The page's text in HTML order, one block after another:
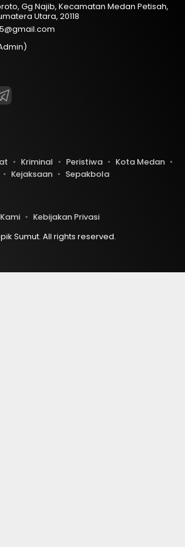
Gg Najib, Kecamatan Medan Petisah,
Utara, 20118
Kriminal Peristiwa
Kota Medan
Kejaksaan Sepakbola
Kebijakan Privasi
Sumut. All rights reserved.